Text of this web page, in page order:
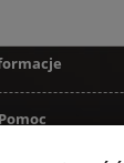
Pomoc